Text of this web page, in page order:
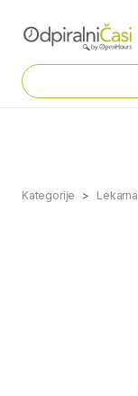
Kategorije Lekarna